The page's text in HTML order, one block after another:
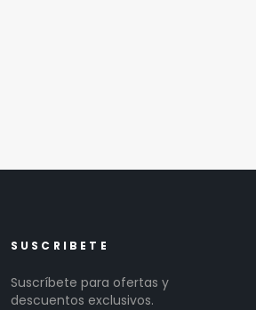
SUSCRIBETE
Suscríbete para ofertas y
descuentos exclusivos.